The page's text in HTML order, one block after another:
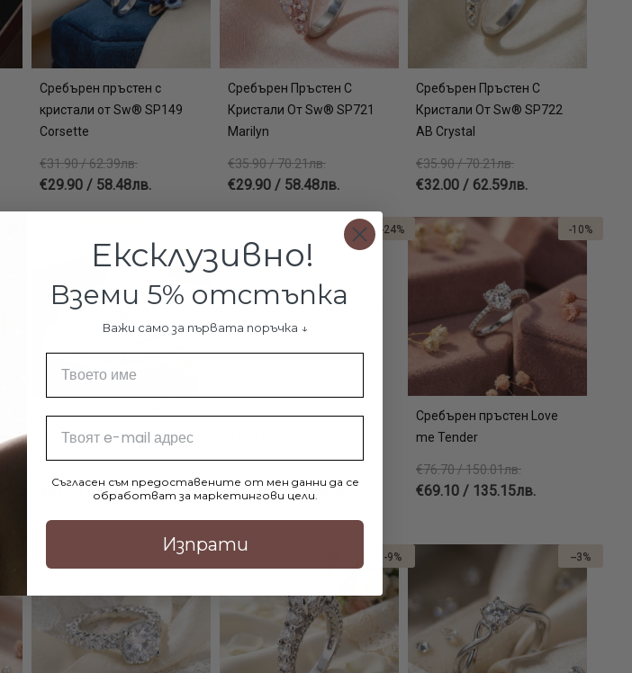
Сребърен пръстен с
кристали от Sw® SP149
Corsette
€31.90 / 62.39лв.
€29.90 / 58.48лв.
Сребърен Пръстен С
Кристали От Sw® SP721
Marilyn
€35.90 / 70.21лв.
€29.90 / 58.48лв.
Сребърен Пръстен С
Кристали От Sw® SP722
AB Crystal
€35.90 / 70.21лв.
€32.00 / 62.59лв.
Сребърен пръстен Dream
Barbie
€47.04 / 92.00лв.
Сребърен пръстен
€62.90 / 123.02лв.
-24%
Сребърен пръстен Love
me Tender
€76.70 / 150.01лв.
€69.10 / 135.15лв.
-10%
-4% -9% --3%
Ексклузивно!
Вземи 5% отстъпка
Важи само за първата поръчка ↓
Съгласен съм предоставените от мен данни да се
обработват за маркетингови цели.
Изпрати